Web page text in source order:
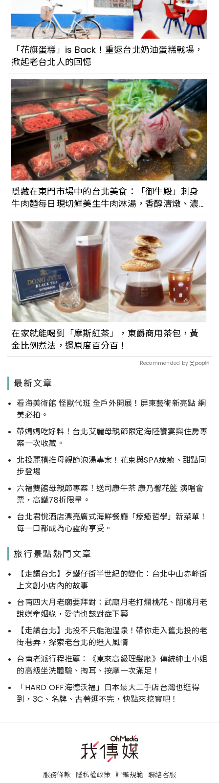
「花旗蛋糕」is Back！重返台北奶油蛋糕戰場，
掀起老台北人的回憶
隱藏在東門市場中的台北美食：「御牛殿」刺身
牛肉麵每日現切鮮美生牛肉淋湯，香醇清燉、濃
郁紅燒湯底各有千秋！
在家就能喝到「摩斯紅茶」，東爵商用茶包，黃
金比例煮法，還原度百分百！
Recommended by
最新文章
看海美術館 怪獸代班 全戶外開展！屏東藝術新亮點 網
美必拍。
帶媽媽吃好料！台北艾麗母親節限定海陸饗宴與住房專
案一次收藏。
北投麗禧推母親節泡湯專案！花束與SPA療癒、甜點同
步登場
六福雙館母親節專案！送司康午茶 康乃馨花籃 演唱會
票，高鐵78折限量。
台北君悅酒店漂亮廣式海鮮餐廳「療癒哲學」新菜單！
每一口都成為心靈的享受。
旅行景點熱門文章
【走讀台北】歹鐵仔街半世紀的變化：台北中山赤峰街
上文創小店內的故事
台南四大月老廟要拜對：武廟月老打爛桃花、闊嘴月老
說媒牽姻緣，愛情也該對症下藥
【走讀台北】北投不只能泡溫泉！帶你走入舊北投的老
街巷弄，探索老台北的迷人風情
台南老派行程推薦：《東來高級理髮廳》傳統紳士小姐
的高級坐洗體驗、掏耳、按摩一次滿足！
「HARD OFF海德沃福」日本最大二手店台灣也逛得
到，3C、名牌、古著逛不完，快點來挖寶吧！
服務條款 隱私權政策 評鑑規範 聯絡客服